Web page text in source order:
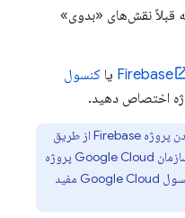
قبلاً نقش‌های «بدوی»
Firebase یا کنسول
اختصاص دهید.
اگر دسترسی لازم برای باز کردن پروژه Firebase از طریق
را ندارید (مثلاً مدیر سازمان Google Cloud پروژه
Google Cloud مفید